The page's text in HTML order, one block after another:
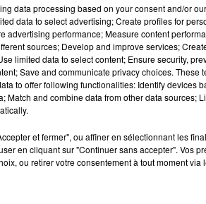
à des souvenirs, qu’ils soient
Burning Legendoùl’accent est mis
la musique participe à nous définir
drogue et techno mélodique.
réalisé unen enregistrant son
The Cure ou encore AC/DC.
data processing based on your consent and/or
data to select advertising; Create profiles for
advertising performance; Measure content
sources; Develop and improve services;
limited data to select content; Ensure security,
Save and communicate privacy choices. These
to offer following functionalities: Identify devices
Match and combine data from other data sources;
et fermer", ou affiner en sélectionnant les
en cliquant sur "Continuer sans accepter". Vos
ou retirer votre consentement à tout moment